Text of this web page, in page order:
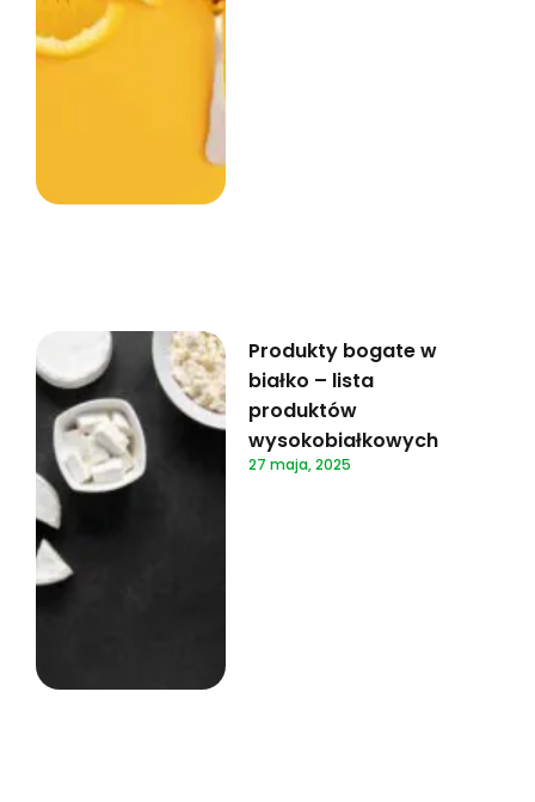
Produkty bogate w
białko – lista
produktów
wysokobiałkowych
27 maja, 2025